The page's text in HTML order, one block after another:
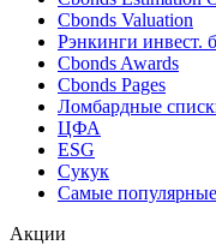
Cbonds Valuation
Рэнкинги инвест.
Cbonds Awards
Cbonds Pages
Ломбардные
ЦФА
ESG
Сукук
Самые
Акции